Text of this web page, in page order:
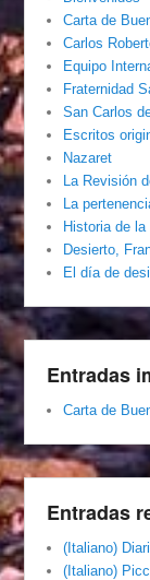
Carta de
Carlos
Equipo
Fraternidad
San Carlos
Escritos
Nazaret
La Revisión
La
Historia de la
Desierto,
El día de
Entradas
Carta de
Entradas
(Italiano)
(Italiano)